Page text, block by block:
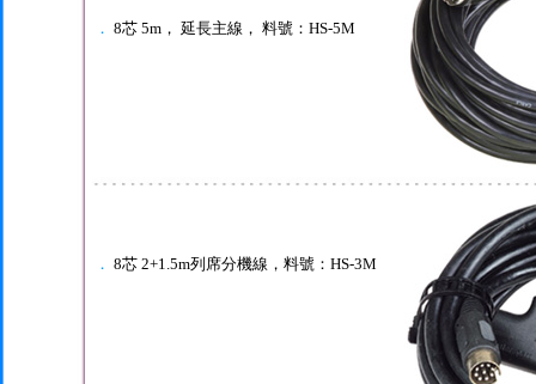
． 8芯 5m， 延長主線， 料號：HS-5M
． 8芯 2+1.5m列席分機線，料號：HS-3M